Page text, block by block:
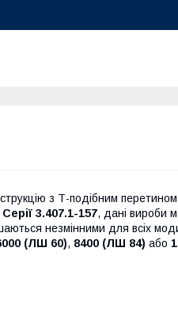
з Т-подібним
Серії 3.407.1-157, дані вироби
незмінними для всіх
(ЛШ 60), 8400 (ЛШ 84) або